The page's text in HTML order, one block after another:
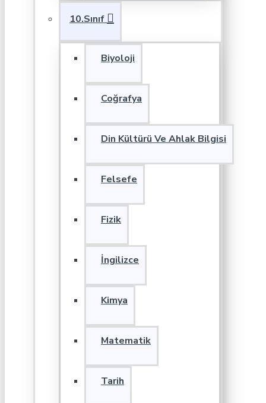
10.Sınıf
Biyoloji
Coğrafya
Din Kültürü Ve Ahlak Bilgisi
Felsefe
Fizik
İngilizce
Kimya
Matematik
Tarih